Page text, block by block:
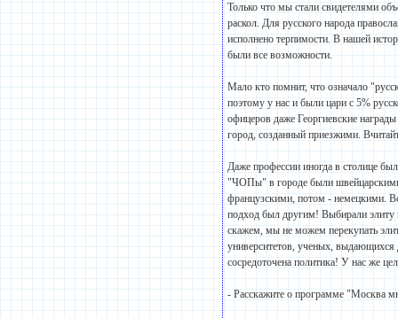
Только что мы стали свидетелями
раскол. Для русского народа
исполнено терпимости. В нашей
были все возможности.
Мало кто помнит, что означало
поэтому у нас и были цари с 5%
офицеров даже Георгиевские
город, созданный приезжими.
Даже профессии иногда в столице
"ЧОПы" в городе были
французскими, потом - немецкими.
подход был другим! Выбирали элиту
скажем, мы не можем перекупать
университетов, ученых, выдающихся
сосредоточена политика! У нас же
- Расскажите о программе "Москва